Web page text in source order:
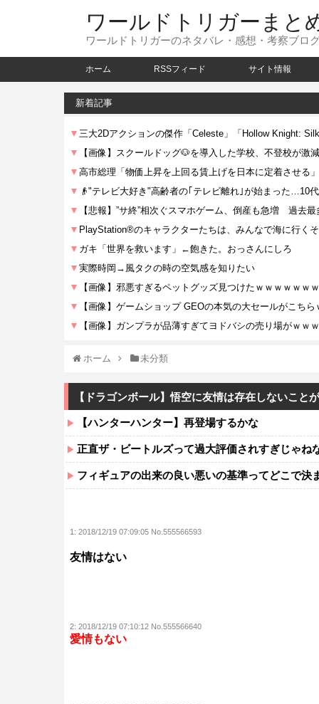
ワールドトリガーまと
ワールドトリガーのネタバレ・感想・考察ブロ
ホーム RSSフィード サイト情報
新着記事
ホーム 未分類
【ドラゴンボール】悟空に友情は存在しないこと
【ハンターハンター】再登場するかな
正直ザ・ビートルズって過大評価されすぎじゃね
フィギュアの出来の良い悪いの基準ってどこで決
1: 2018/12/19 07:09:05 No.555566593
友情はない
2: 2018/12/19 07:10:12 No.555566640
愛情もない